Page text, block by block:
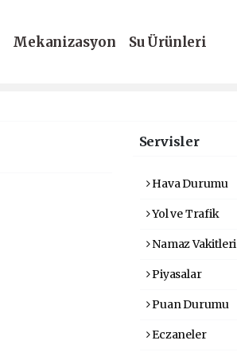
Mekanizasyon
Su Ürünleri
Servisler
Hava Durumu
Yol ve Trafik
Namaz Vakitleri
Piyasalar
Puan Durumu
Eczaneler